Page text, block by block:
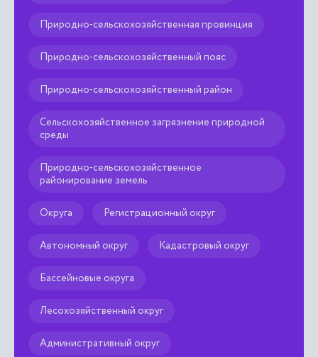
Природно-сельскохозяйственная провинция
Природно-сельскохозяйственный пояс
Природно-сельскохозяйственный район
Сельскохозяйственное загрязнение природной
среды
Природно-сельскохозяйственное
районирование земель
Округа Регистрационный округ
Автономный округ Кадастровый округ
Бассейновые округа
Лесохозяйственный округ
Административный округ